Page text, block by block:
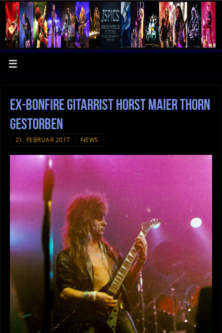
Ex-Bonfire Gitarrist Horst Maier Thorn
gestorben
21. FEBRUAR 2017 NEWS